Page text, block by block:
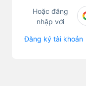
Hoặc đăng
nhập với
Đăng ký tài khoản